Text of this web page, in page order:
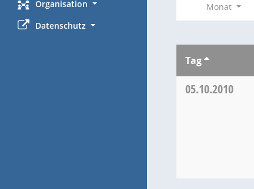
Organisation
Datenschutz
Monat
Tag
05.10.2010